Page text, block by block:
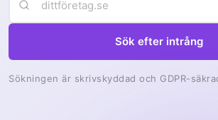
Sök efter intrång
Sökningen är skrivskyddad och GDPR-